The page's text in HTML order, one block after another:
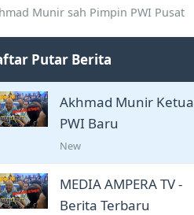
Munir sah Pimpin PWI Pusat
Putar Berita
Akhmad Munir Ketua
PWI Baru
New
MEDIA AMPERA TV -
Berita Terbaru